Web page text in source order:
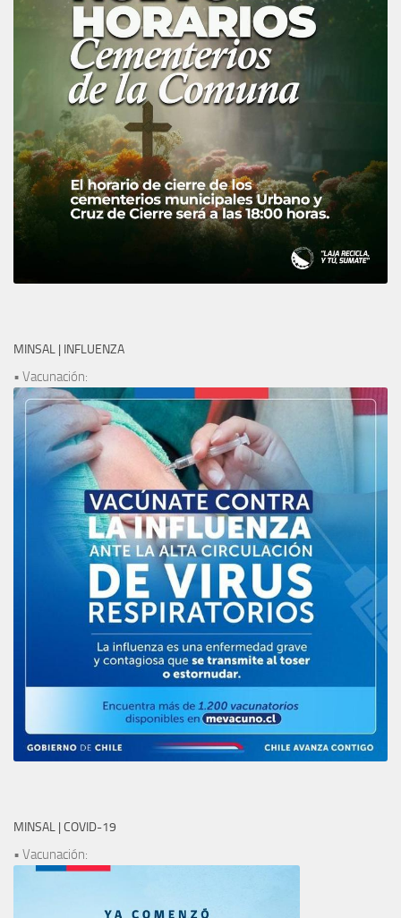
MINSAL | INFLUENZA
• Vacunación:
MINSAL | COVID-19
• Vacunación: